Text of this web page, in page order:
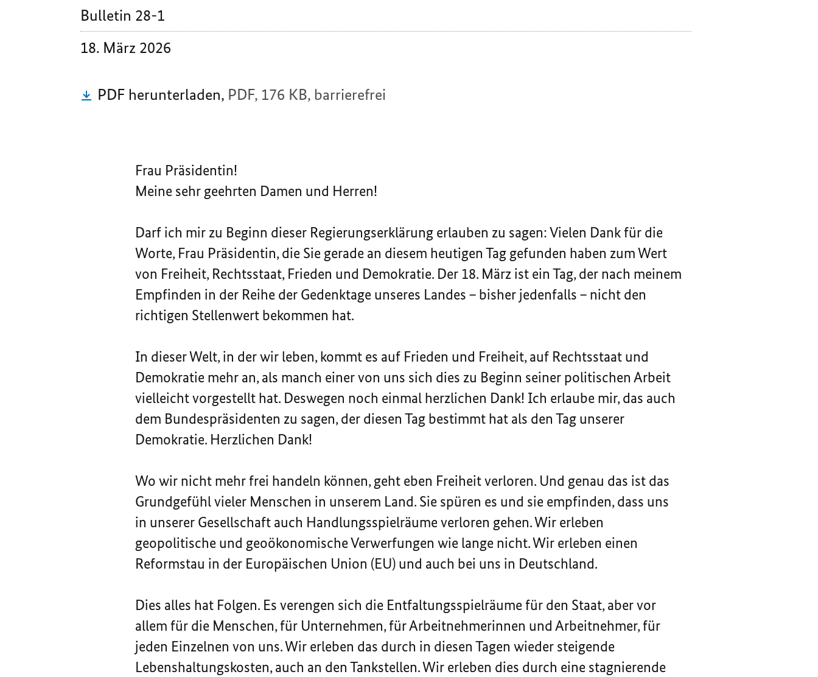
Bulletin 28-1
18. März 2026
PDF herunterladen, PDF, 176 KB, barrierefrei
Frau Präsidentin!
Meine sehr geehrten Damen und Herren!
Darf ich mir zu Beginn dieser Regierungserklärung erlauben zu sagen: Vielen Dank für die
Worte, Frau Präsidentin, die Sie gerade an diesem heutigen Tag gefunden haben zum Wert
von Freiheit, Rechtsstaat, Frieden und Demokratie. Der 18. März ist ein Tag, der nach meinem
Empfinden in der Reihe der Gedenktage unseres Landes – bisher jedenfalls – nicht den
richtigen Stellenwert bekommen hat.
In dieser Welt, in der wir leben, kommt es auf Frieden und Freiheit, auf Rechtsstaat und
Demokratie mehr an, als manch einer von uns sich dies zu Beginn seiner politischen Arbeit
vielleicht vorgestellt hat. Deswegen noch einmal herzlichen Dank! Ich erlaube mir, das auch
dem Bundespräsidenten zu sagen, der diesen Tag bestimmt hat als den Tag unserer
Demokratie. Herzlichen Dank!
Wo wir nicht mehr frei handeln können, geht eben Freiheit verloren. Und genau das ist das
Grundgefühl vieler Menschen in unserem Land. Sie spüren es und sie empfinden, dass uns
in unserer Gesellschaft auch Handlungsspielräume verloren gehen. Wir erleben
geopolitische und geoökonomische Verwerfungen wie lange nicht. Wir erleben einen
Reformstau in der Europäischen Union (EU) und auch bei uns in Deutschland.
Dies alles hat Folgen. Es verengen sich die Entfaltungsspielräume für den Staat, aber vor
allem für die Menschen, für Unternehmen, für Arbeitnehmerinnen und Arbeitnehmer, für
jeden Einzelnen von uns. Wir erleben das durch in diesen Tagen wieder steigende
Lebenshaltungskosten, auch an den Tankstellen. Wir erleben dies durch eine stagnierende